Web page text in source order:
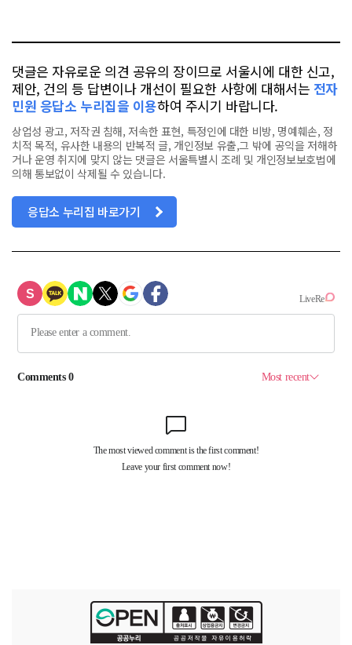
댓글은 자유로운 의견 공유의 장이므로 서울시에 대한 신고,
제안, 건의 등 답변이나 개선이 필요한 사항에 대해서는 전자
민원 응답소 누리집을 이용하여 주시기 바랍니다.
상업성 광고, 저작권 침해, 저속한 표현, 특정인에 대한 비방, 명예훼손, 정
치적 목적, 유사한 내용의 반복적 글, 개인정보 유출,그 밖에 공익을 저해하
거나 운영 취지에 맞지 않는 댓글은 서울특별시 조례 및 개인정보보호법에
의해 통보없이 삭제될 수 있습니다.
응답소 누리집 바로가기